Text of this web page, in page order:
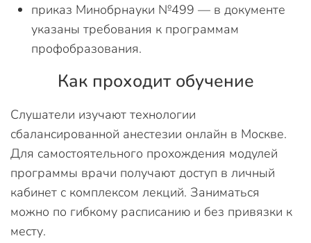
приказ Минобрнауки №499 — в документе
указаны требования к программам
профобразования.
Как проходит обучение
Слушатели изучают технологии
сбалансированной анестезии онлайн в Москве.
Для самостоятельного прохождения модулей
программы врачи получают доступ в личный
кабинет с комплексом лекций. Заниматься
можно по гибкому расписанию и без привязки к
месту.